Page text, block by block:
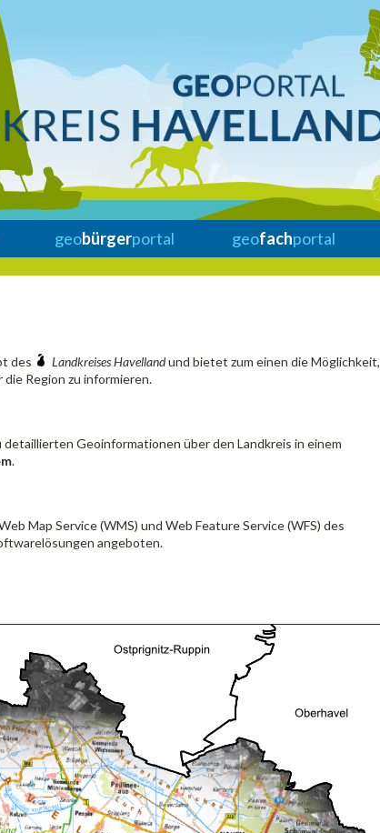
geobürgerportal geofachportal
des Landkreises Havellandund bietet zum einen die Möglichkeit,
Region zu informieren.
Geoinformationen über den Landkreis in einem
.
Map Service (WMS) und Web Feature Service (WFS) des
angeboten.